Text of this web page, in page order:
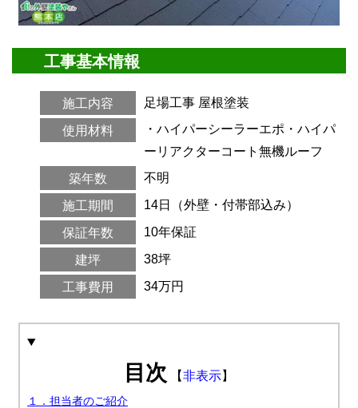
工事基本情報
施工内容 足場工事 屋根塗装
使用材料
・ハイパーシーラーエポ・ハイパ
ーリアクターコート無機ルーフ
築年数
不明
施工期間 14日（外壁・付帯部込み）
保証年数 10年保証
建坪 38坪
工事費用 34万円
目次 【非表示】
１．担当者のご紹介